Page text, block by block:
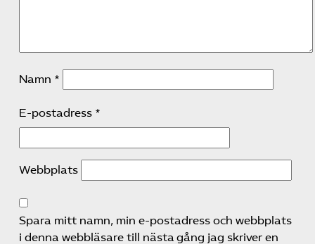
Namn *
E-postadress *
Webbplats
Spara mitt namn, min e-postadress och webbplats
i denna webbläsare till nästa gång jag skriver en